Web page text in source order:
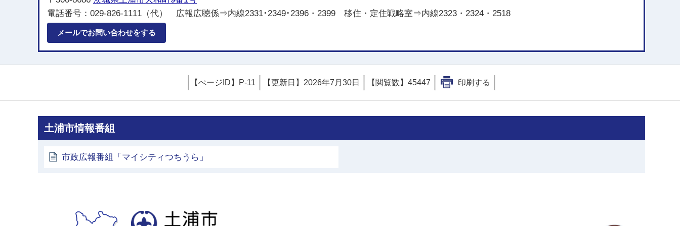
電話番号：029-826-1111（代） 広報広聴係⇒内線2331･2349･2396・2399 移住・定住戦略室⇒内線2323・2324・2518
メールでお問い合わせをする
【ぺージID】 P-11 【更新日】 2026年7月30日 【閲覧数】 45447 印刷する
土浦市情報番組
市政広報番組「マイシティつちうら」